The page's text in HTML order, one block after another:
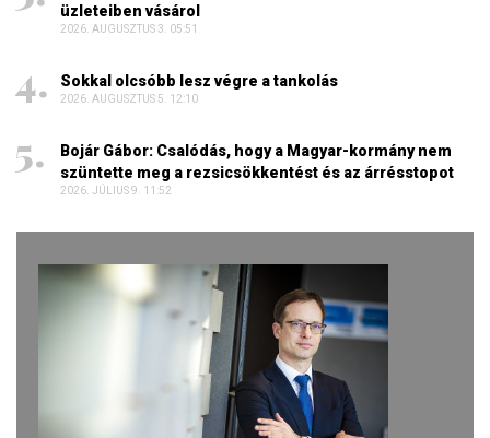
üzleteiben vásárol
2026. AUGUSZTUS 3. 05:51
Sokkal olcsóbb lesz végre a tankolás
2026. AUGUSZTUS 5. 12:10
Bojár Gábor: Csalódás, hogy a Magyar-kormány nem
szüntette meg a rezsicsökkentést és az árrésstopot
2026. JÚLIUS 9. 11:52